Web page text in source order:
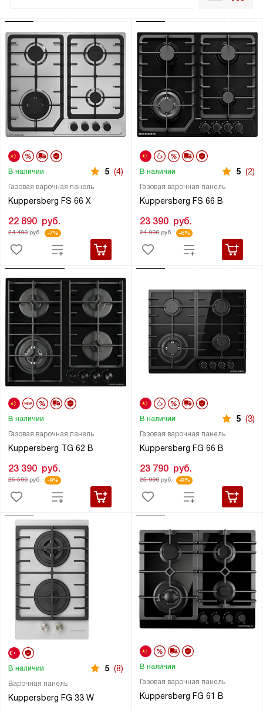
Газовая варочная панель
Kuppersberg FS 66 X
В наличии 5 (4)
22 890 руб.
24 490руб. -7%
Газовая варочная панель
Kuppersberg FS 66 B
В наличии 5 (2)
23 390 руб.
24 990руб. -6%
Газовая варочная панель
Kuppersberg TG 62 B
В наличии
23 390 руб.
25 590руб. -9%
Газовая варочная панель
Kuppersberg FG 66 B
В наличии 5 (3)
23 790 руб.
25 990руб. -8%
Варочная панель
Kuppersberg FG 33 W
В наличии 5 (8)
Газовая варочная панель
Kuppersberg FG 61 B
В наличии